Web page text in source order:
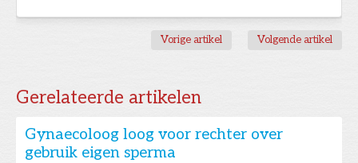
Vorige artikel Volgende artikel
Gerelateerde artikelen
Gynaecoloog loog voor rechter over
gebruik eigen sperma